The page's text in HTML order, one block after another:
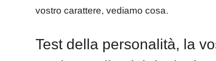
vostro carattere, vediamo cosa.
Test della personalità, la